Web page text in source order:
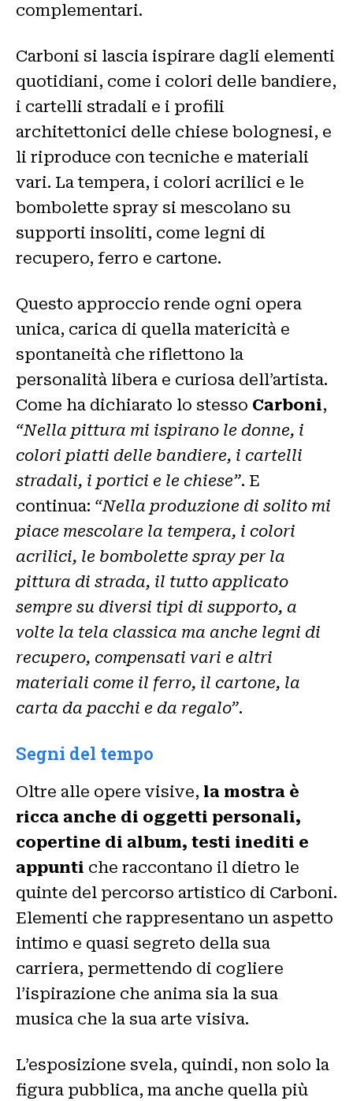
complementari.
Carboni si lascia ispirare dagli elementi
quotidiani, come i colori delle bandiere,
i cartelli stradali e i profili
architettonici delle chiese bolognesi, e
li riproduce con tecniche e materiali
vari. La tempera, i colori acrilici e le
bombolette spray si mescolano su
supporti insoliti, come legni di
recupero, ferro e cartone.
Questo approccio rende ogni opera
unica, carica di quella matericità e
spontaneità che riflettono la
personalità libera e curiosa dell’artista.
Come ha dichiarato lo stesso Carboni,
“Nella pittura mi ispirano le donne, i
colori piatti delle bandiere, i cartelli
stradali, i portici e le chiese”. E
continua: “Nella produzione di solito mi
piace mescolare la tempera, i colori
acrilici, le bombolette spray per la
pittura di strada, il tutto applicato
sempre su diversi tipi di supporto, a
volte la tela classica ma anche legni di
recupero, compensati vari e altri
materiali come il ferro, il cartone, la
carta da pacchi e da regalo”.
Segni del tempo
Oltre alle opere visive, la mostra è
ricca anche di oggetti personali,
copertine di album, testi inediti e
appunti che raccontano il dietro le
quinte del percorso artistico di Carboni.
Elementi che rappresentano un aspetto
intimo e quasi segreto della sua
carriera, permettendo di cogliere
l’ispirazione che anima sia la sua
musica che la sua arte visiva.
L’esposizione svela, quindi, non solo la
figura pubblica, ma anche quella più